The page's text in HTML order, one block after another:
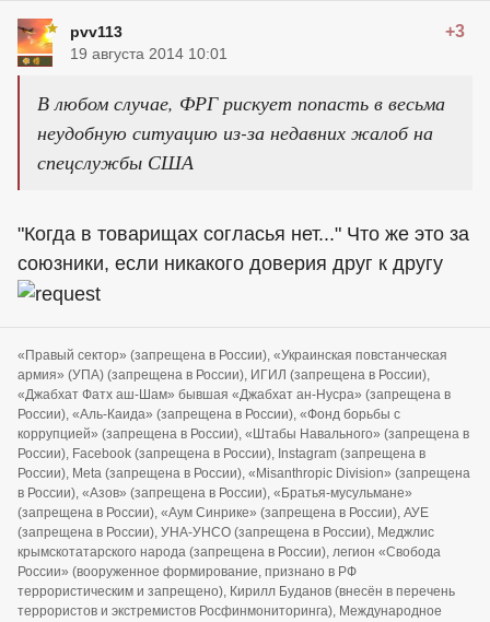
pvv113 +3
19 августа 2014 10:01
В любом случае, ФРГ рискует попасть в весьма
неудобную ситуацию из-за недавних жалоб на
спецслужбы США
"Когда в товарищах согласья нет..." Что же это за
союзники, если никакого доверия друг к другу
«Правый сектор» (запрещена в России), «Украинская повстанческая
армия» (УПА) (запрещена в России), ИГИЛ (запрещена в России),
«Джабхат Фатх аш-Шам» бывшая «Джабхат ан-Нусра» (запрещена в
России), «Аль-Каида» (запрещена в России), «Фонд борьбы с
коррупцией» (запрещена в России), «Штабы Навального» (запрещена в
России), Facebook (запрещена в России), Instagram (запрещена в
России), Meta (запрещена в России), «Misanthropic Division» (запрещена
в России), «Азов» (запрещена в России), «Братья-мусульмане»
(запрещена в России), «Аум Синрике» (запрещена в России), АУЕ
(запрещена в России), УНА-УНСО (запрещена в России), Меджлис
крымскотатарского народа (запрещена в России), легион «Свобода
России» (вооруженное формирование, признано в РФ
террористическим и запрещено), Кирилл Буданов (внесён в перечень
террористов и экстремистов Росфинмониторинга), Международное